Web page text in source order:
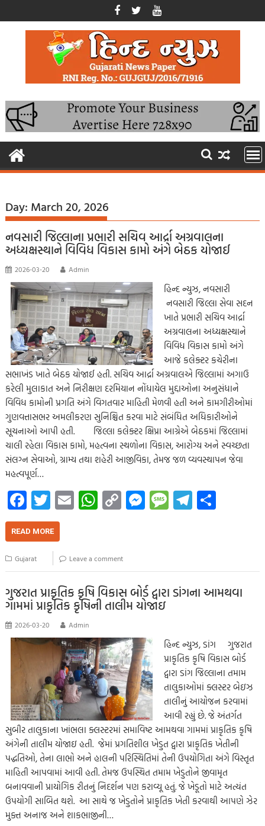
to
content
Day: March 20, 2026
નવસારી જિલ્લાના પ્રભારી સચિવ આર્દ્રા અગ્રવાલના
અધ્યક્ષસ્થાને વિવિધ વિકાસ કામો અંગે બેઠક યોજાઈ
2026-03-20 Admin
હિન્દ ન્યુઝ, નવસારી
નવસારી જિલ્લા સેવા સદન
ખાતે પ્રભારી સચિવ આર્દ્રા
અગ્રવાલના અધ્યક્ષસ્થાને
વિવિધ વિકાસ કામો અંગે
આજે કલેક્ટર કચેરીના
સભાખંડ ખાતે બેઠક યોજાઈ હતી. સચિવ આર્દ્રા અગ્રવાલએ જિલ્લામાં અગાઉ
કરેલી મુલાકાત અને નિરીક્ષણ દરમિયાન નોંધાયેલ મુદ્દાઓના અનુસંધાને
વિવિધ કામોની પ્રગતિ અંગે વિગતવાર માહિતી મેળવી હતી અને કામગીરીઓમાં
ગુણવત્તાસભર અમલીકરણ સુનિશ્ચિત કરવા માટે સંબંધિત અધિકારીઓને
સૂચનાઓ આપી હતી. જિલ્લા કલેક્ટર ક્ષિપ્રા આગ્રેએ બેઠકમાં જિલ્લામાં
ચાલી રહેલા વિકાસ કામો, મહત્વના સ્થળોના વિકાસ, આરોગ્ય અને સ્વચ્છતા
સંલગ્ન સેવાઓ, ગ્રામ્ય તથા શહેરી આજીવિકા, તેમજ જળ વ્યવસ્થાપન જેવા
મહત્વપૂર્ણ…
Fa
ce
b
o
o
k
T
wi
tt
er
E
m
W
h
s
A
p
p
C
o
y
Li
nk
M
es
g
er
M
es
e
Te
le
m
READ MORE
Gujarat Leave a comment
ગુજરાત પ્રાકૃતિક કૃષિ વિકાસ બોર્ડ દ્વારા ડાંગના આમથવા
ગામમાં પ્રાકૃતિક કૃષિની તાલીમ યોજાઇ
2026-03-20 Admin
હિન્દ ન્યુઝ, ડાંગ ગુજરાત
પ્રાકૃતિક કૃષિ વિકાસ બોર્ડ
દ્વારા ડાંગ જિલ્લાના તમામ
તાલુકાઓમાં ક્લસ્ટર બેઇઝ
તાલીનું આયોજન કરવામાં
આવી રહ્યું છે. જે અંતર્ગત
સુબીર તાલુકાના ખાંભલા ક્લસ્ટરમાં સમાવિષ્ટ આમથવા ગામમાં પ્રાકૃતિક કૃષિ
અંગેની તાલીમ યોજાઇ હતી. જેમાં પ્રગતિશીલ ખેડુત દ્વારા પ્રાકૃતિક ખેતીની
પદ્ધતિઓ, તેના લાભો અને હાલની પરિસ્થિતિમાં તેની ઉપયોગિતા અંગે વિસ્તૃત
માહિતી આપવામાં આવી હતી. તેમજ ઉપસ્થિત તમામ ખેડુતોને જીવામૃત
બનાવવાની પ્રાયોગિક રીતનું નિદર્શન પણ કરાવ્યૂ હતું. જે ખેડૂતો માટે અત્યંત
ઉપયોગી સાબિત થશે. આ સાથે જ ખેડુતોને પ્રાકૃતિક ખેતી કરવાથી આપણે ઝેર
મુક્ત અનાજ અને શાકભાજીની…